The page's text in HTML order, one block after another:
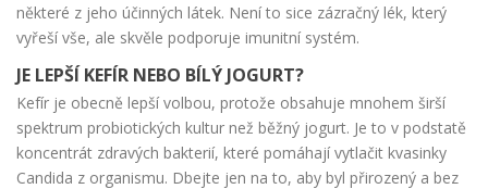
některé z jeho účinných látek. Není to sice zázračný lék, který
vyřeší vše, ale skvěle podporuje imunitní systém.
JE LEPŠÍ KEFÍR NEBO BÍLÝ JOGURT?
Kefír je obecně lepší volbou, protože obsahuje mnohem širší
spektrum probiotických kultur než běžný jogurt. Je to v podstatě
koncentrát zdravých bakterií, které pomáhají vytlačit kvasinky
Candida z organismu. Dbejte jen na to, aby byl přirozený a bez